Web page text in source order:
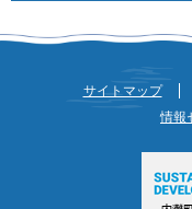
サイトマップ
情報